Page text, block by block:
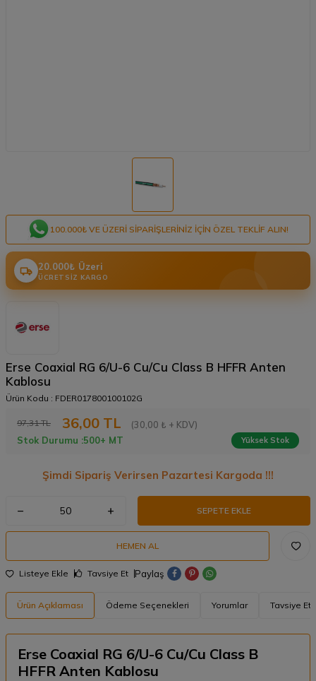
100.000₺ VE ÜZERI SIPARIŞLERINIZ IÇIN ÖZEL TEKLIF ALIN!
20.000₺ Üzeri
ÜCRETSIZ KARGO
Erse Coaxial RG 6/U-6 Cu/Cu Class B HFFR Anten
Kablosu
Ürün Kodu : FDER017800100102G
97,31TL 36,00 TL
(30,00 ₺ + KDV)
Stok Durumu :500+ MT Yüksek Stok
Şimdi Sipariş Verirsen Pazartesi Kargoda !!!
SEPETE EKLE
HEMEN AL
Listeye Ekle Tavsiye Et Paylaş
Ürün Açıklaması Ödeme Seçenekleri Yorumlar Tavsiye Et
Erse Coaxial RG 6/U-6 Cu/Cu Class B
HFFR Anten Kablosu